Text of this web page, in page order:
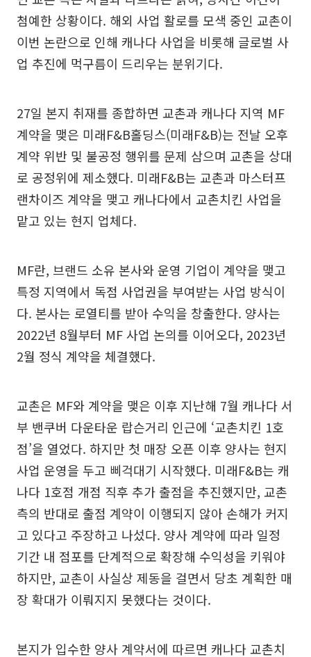
첨예한 상황이다. 해외 사업 활로를 모색 중인 교촌이
이번 논란으로 인해 캐나다 사업을 비롯해 글로벌 사
업 추진에 먹구름이 드리우는 분위기다.
27일 본지 취재를 종합하면 교촌과 캐나다 지역 MF
계약을 맺은 미래F&B홀딩스(미래F&B)는 전날 오후
계약 위반 및 불공정 행위를 문제 삼으며 교촌을 상대
로 공정위에 제소했다. 미래F&B는 교촌과 마스터프
랜차이즈 계약을 맺고 캐나다에서 교촌치킨 사업을
맡고 있는 현지 업체다.
MF란, 브랜드 소유 본사와 운영 기업이 계약을 맺고
특정 지역에서 독점 사업권을 부여받는 사업 방식이
다. 본사는 로열티를 받아 수익을 창출한다. 양사는
2022년 8월부터 MF 사업 논의를 이어오다, 2023년
2월 정식 계약을 체결했다.
교촌은 MF와 계약을 맺은 이후 지난해 7월 캐나다 서
부 밴쿠버 다운타운 랍슨거리 인근에 ‘교촌치킨 1호
점’을 열었다. 하지만 첫 매장 오픈 이후 양사는 현지
사업 운영을 두고 삐걱대기 시작했다. 미래F&B는 캐
나다 1호점 개점 직후 추가 출점을 추진했지만, 교촌
측의 반대로 출점 계약이 이행되지 않아 손해가 커지
고 있다고 주장하고 나섰다. 양사 계약에 따라 일정
기간 내 점포를 단계적으로 확장해 수익성을 키워야
하지만, 교촌이 사실상 제동을 걸면서 당초 계획한 매
장 확대가 이뤄지지 못했다는 것이다.
본지가 입수한 양사 계약서에 따르면 캐나다 교촌치